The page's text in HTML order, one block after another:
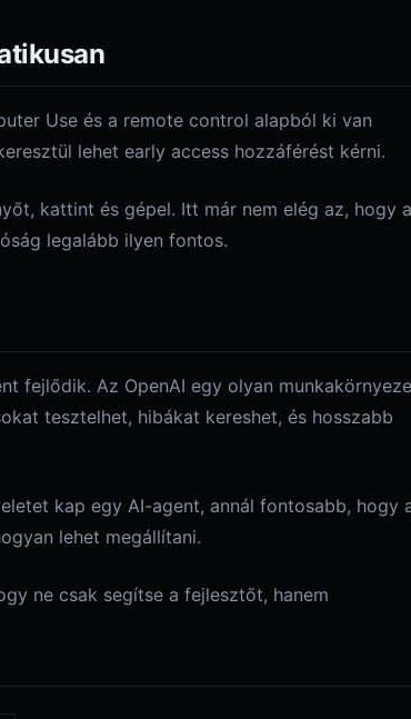
Use és a remote control alapból ki van
lehet early access hozzáférést kérni.
kattint és gépel. Itt már nem elég az, hogy
legalább ilyen fontos.
fejlődik. Az OpenAI egy olyan
tesztelhet, hibákat kereshet, és hosszabb
kap egy AI-agent, annál fontosabb, hogy
lehet megállítani.
ne csak segítse a fejlesztőt, hanem